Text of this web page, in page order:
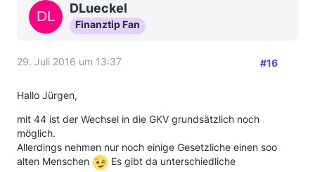
DLueckel
Finanztip Fan
29. Juli 2016 um 13:37 #16
Hallo Jürgen,
mit 44 ist der Wechsel in die GKV grundsätzlich noch
möglich.
Allerdings nehmen nur noch einige Gesetzliche einen soo
alten Menschen
Es gibt da unterschiedliche